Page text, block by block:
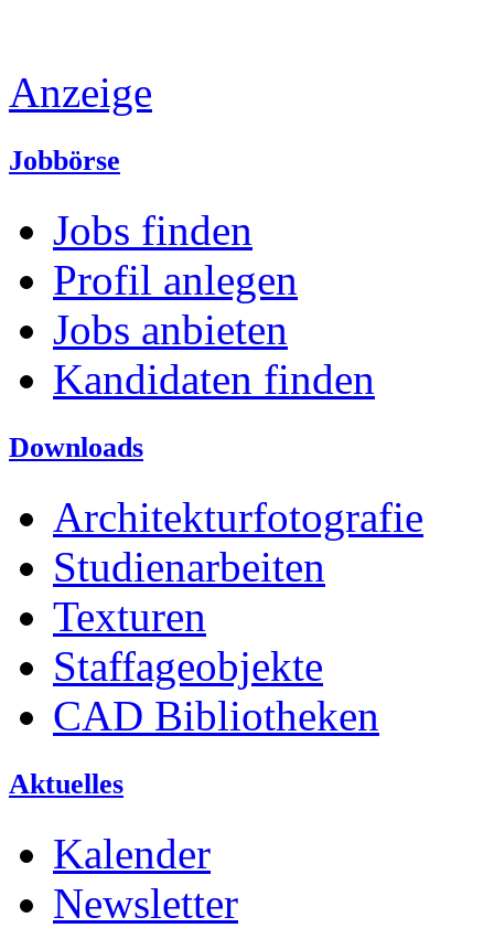
Anzeige
Jobbörse
Jobs finden
Profil anlegen
Jobs anbieten
Kandidaten finden
Downloads
Architekturfotografie
Studienarbeiten
Texturen
Staffageobjekte
CAD Bibliotheken
Aktuelles
Kalender
Newsletter